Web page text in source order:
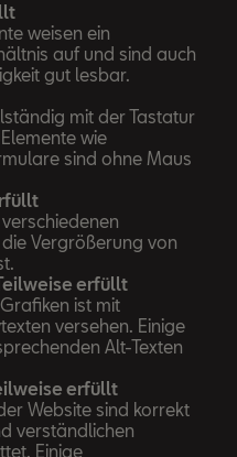
weisen ein
auf und sind auch
gut lesbar.
mit der Tastatur
wie
sind ohne Maus
Vergrößerung von
erfüllt
ist mit
versehen. Einige
Alt-Texten
erfüllt
Website sind korrekt
verständlichen
Einige